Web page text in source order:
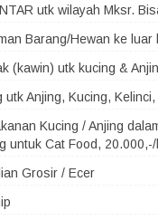
utk wilayah Mksr.
Barang/Hewan ke
(kawin) utk kucing &
utk Anjing, Kucing,
Kucing / Anjing
untuk Cat Food,
Grosir / Ecer